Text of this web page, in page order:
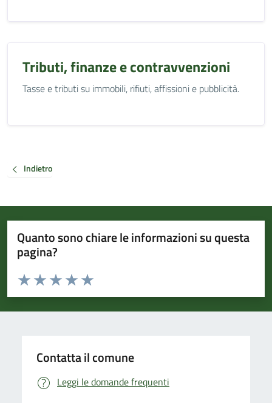
Tributi, finanze e contravvenzioni
Tasse e tributi su immobili, rifiuti, affissioni e pubblicità.
Indietro
Quanto sono chiare le informazioni su questa
pagina?
Valuta da 1 a 5 stelle la pagina
Valuta 5 stelle su 5
Valuta 4 stelle su 5
Valuta 3 stelle su 5
Valuta 2 stelle su 5
Valuta 1 stelle su 5
Contatta il comune
Leggi le domande frequenti